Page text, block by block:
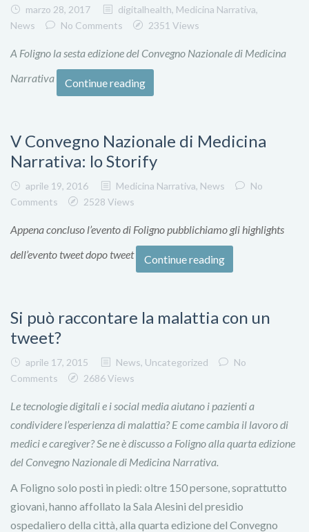
marzo 28, 2017 digitalhealth, Medicina Narrativa,
News
No Comments 2351 Views
A Foligno la sesta edizione del Convegno Nazionale di Medicina
Narrativa
Continue reading
V Convegno Nazionale di Medicina
Narrativa: lo Storify
aprile 19, 2016 Medicina Narrativa, News
No
Comments
2528 Views
Appena concluso l’evento di Foligno pubblichiamo gli highlights
dell’evento tweet dopo tweet
Continue reading
Si può raccontare la malattia con un
tweet?
aprile 17, 2015 News, Uncategorized
No
Comments
2686 Views
Le tecnologie digitali e i social media aiutano i pazienti a
condividere l’esperienza di malattia? E come cambia il lavoro di
medici e caregiver? Se ne è discusso a Foligno alla quarta edizione
del Convegno Nazionale di Medicina Narrativa.
A Foligno solo posti in piedi: oltre 150 persone, soprattutto
giovani, hanno affollato la Sala Alesini del presidio
ospedaliero della città, alla quarta edizione del Convegno